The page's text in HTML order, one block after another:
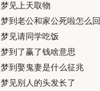
梦见上天取物
梦到老公和家公死啦怎么
梦见请同学吃饭
梦到了赢了钱啥意思
梦到娶鬼妻是什么征兆
梦见别人的头发长了